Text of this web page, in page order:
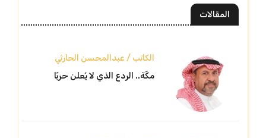
المقالات
الكاتب / عبدالمحسن الحارثي
مكّة.. الردع الذي لا يُعلن حربًا